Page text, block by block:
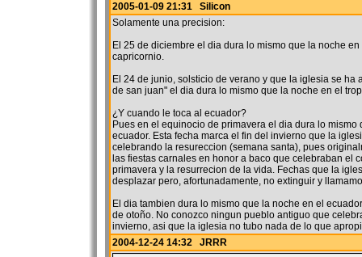
2005-01-09 21:31 Silicon
Solamente una precision:
El 25 de diciembre el dia dura lo mismo que la noche
capricornio.
El 24 de junio, solsticio de verano y que la iglesia se ha
de san juan" el dia dura lo mismo que la noche en el
¿Y cuando le toca al ecuador?
Pues en el equinocio de primavera el dia dura lo mismo
ecuador. Esta fecha marca el fin del invierno que la
celebrando la resureccion (semana santa), pues
las fiestas carnales en honor a baco que celebraban el
primavera y la resurrecion de la vida. Fechas que la
desplazar pero, afortunadamente, no extinguir y
El dia tambien dura lo mismo que la noche en el
de otoño. No conozco ningun pueblo antiguo que
invierno, asi que la iglesia no tubo nada de lo que
2004-12-24 14:32 JRRR